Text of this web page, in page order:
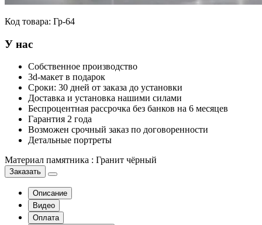
Код товара: Гр-64
У нас
Собственное производство
3d-макет в подарок
Сроки: 30 дней от заказа до установки
Доставка и установка нашими силами
Беспроцентная рассрочка без банков на 6 месяцев
Гарантия 2 года
Возможен срочный заказ по договоренности
Детальные портреты
Материал памятника : Гранит чёрный
Заказать
Описание
Видео
Оплата